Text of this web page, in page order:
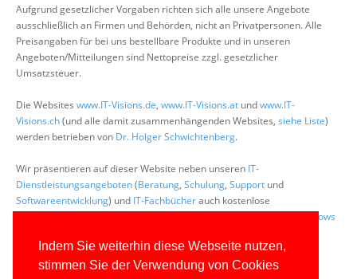
Indem Sie weiterhin diese Webseite nutzen,
stimmen Sie der Verwendung von Cookies
Aufgrund gesetzlicher Vorgaben richten sich alle unsere Angebote
ausschließlich an Firmen und Behörden, nicht an Privatpersonen. Alle
Preisangaben für bei uns bestellbare Produkte und in unseren
Angeboten/Mitteilungen sind Nettopreise zzgl. gesetzlicher
Umsatzsteuer.
Die Websites www.IT-Visions.de, www.IT-Visions.at undwww.IT-
Visions.ch(und alle damit zusammenhängenden Websites, siehe Liste)
werden betrieben von Dr. Holger Schwichtenberg.
Wir präsentieren auf dieser Website neben unseren IT-
Dienstleistungsangeboten(Beratung, Schulung, Support und
Softwareentwicklung) und IT-Fachbücherauch kostenlose
Windows
Lesern derBücher von Holger Schwichtenbergbietet diese Website